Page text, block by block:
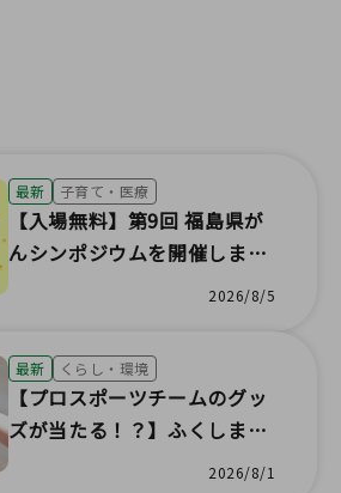
最新 子育て・医療
【入場無料】第9回 福島県が
んシンポジウムを開催します
2026/8/5
最新 くらし・環境
【プロスポーツチームのグッ
ズが当たる！？】ふくしまポ
ータル ダウンロードキャンペ
2026/8/1